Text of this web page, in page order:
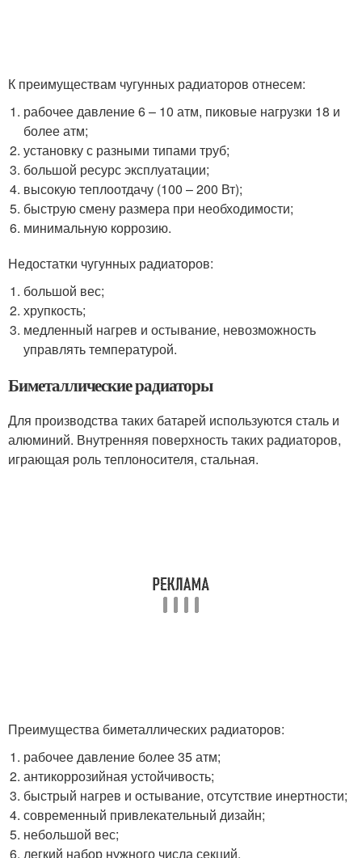
К преимуществам чугунных радиаторов отнесем:
рабочее давление 6 – 10 атм, пиковые нагрузки 18 и
более атм;
установку с разными типами труб;
большой ресурс эксплуатации;
высокую теплоотдачу (100 – 200 Вт);
быструю смену размера при необходимости;
минимальную коррозию.
Недостатки чугунных радиаторов:
большой вес;
хрупкость;
медленный нагрев и остывание, невозможность
управлять температурой.
Биметаллические радиаторы
Для производства таких батарей используются сталь и
алюминий. Внутренняя поверхность таких радиаторов,
играющая роль теплоносителя, стальная.
Преимущества биметаллических радиаторов:
рабочее давление более 35 атм;
антикоррозийная устойчивость;
быстрый нагрев и остывание, отсутствие инертности;
современный привлекательный дизайн;
небольшой вес;
легкий набор нужного числа секций.